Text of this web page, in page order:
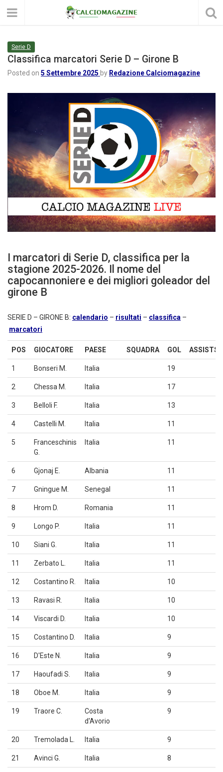
Serie D
Classifica marcatori Serie D – Girone B
Posted on 5 Settembre 2025 by Redazione Calciomagazine
I marcatori di Serie D, classifica per la
stagione 2025-2026. Il nome del
capocannoniere e dei migliori goleador del
girone B
SERIE D – GIRONE B: calendario – risultati – classifica –
marcatori
POS GIOCATORE PAESE SQUADRA GOL ASSISTS
1 Bonseri M. Italia 19
2 Chessa M. Italia 17
3 Belloli F. Italia 13
4 Castelli M. Italia 11
5
Franceschinis
G.
Italia 11
6 Gjonaj E. Albania 11
7 Gningue M. Senegal 11
8 Hrom D. Romania 11
9 Longo P. Italia 11
10 Siani G. Italia 11
11 Zerbato L. Italia 11
12 Costantino R. Italia 10
13 Ravasi R. Italia 10
14 Viscardi D. Italia 10
15 Costantino D. Italia 9
16 D'Este N. Italia 9
17 Haoufadi S. Italia 9
18 Oboe M. Italia 9
19 Traore C.
Costa
d'Avorio
9
20 Tremolada L. Italia 9
21 Avinci G. Italia 8